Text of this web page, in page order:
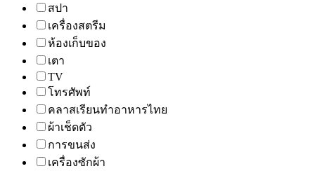
สปา
เครื่องสตรีม
ห้องเก็บของ
เตา
TV
โทรศัพท์
คลาสเรียนทำอาหารไทย
ผ้าเช็ดตัว
การขนส่ง
เครื่องซักผ้า